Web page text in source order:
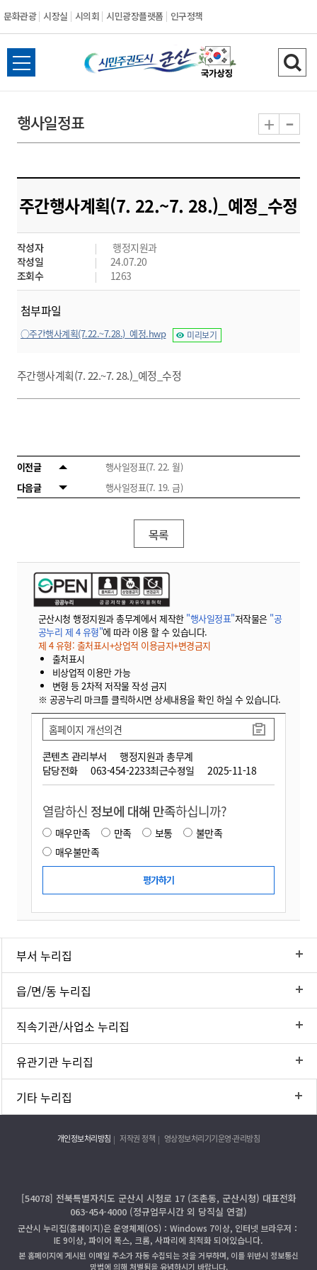
문화관광 시장실 시의회 시민광장플랫폼 인구정책
시
민
도
시
군
산
전
체
뉴
열
검
색
기
행사일정표 + -
주간행사계획(7. 22.~7. 28.)_예정_수정
작성자
행정지원과
작성일
24.07.20
조회수
1263
첨부파일
○주간행사계획(7.22.~7.28.)_예정.hwp 미리보기
주간행사계획(7. 22.~7. 28.)_예정_수정
이전글
행사일정표(7. 22. 월)
다음글
행사일정표(7. 19. 금)
목록
군산시청 행정지원과 총무계에서 제작한 "행사일정표"저작물은 "공
공누리 제 4 유형"에 따라 이용 할 수 있습니다.
제 4 유형: 출처표시+상업적 이용금지+변경금지
출처표시
비상업적 이용만 가능
변형 등 2차적 저작물 작성 금지
※ 공공누리 마크를 클릭하시면 상세내용을 확인 하실 수 있습니다.
콘텐츠 관리부서
행정지원과 총무계
담당전화
063-454-2233최근수정일 2025-11-18
홈페이지 개선의견
열람하신 정보에 대해 만족하십니까?
매우만족 만족 보통
불만족
매우불만족
부서 누리집
읍/면/동 누리집
직속기관/사업소 누리집
유관기관 누리집
기타 누리집
개인정보처리방침 저작권 정책 영상정보처리기기운영·관리방침
[54078] 전북특별자치도 군산시 시청로 17 (조촌동, 군산시청) 대표전화
063-454-4000 (정규업무시간 외 당직실 연결)
군산시 누리집(홈페이지)은 운영체제(OS)：Windows 7이상, 인터넷 브라우저：
IE 9이상, 파이어 폭스, 크롬, 사파리에 최적화 되어있습니다.
본 홈페이지에 게시된 이메일 주소가 자동 수집되는 것을 거부하며, 이를 위반시 정보통신
망법에 의해 처벌됨을 유념하시기 바랍니다.